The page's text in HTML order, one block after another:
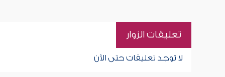
تعليقات الزوار
لا توجد تعليقات حتى الآن